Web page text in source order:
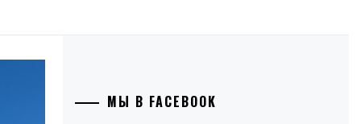
МЫ В FACEBOOK